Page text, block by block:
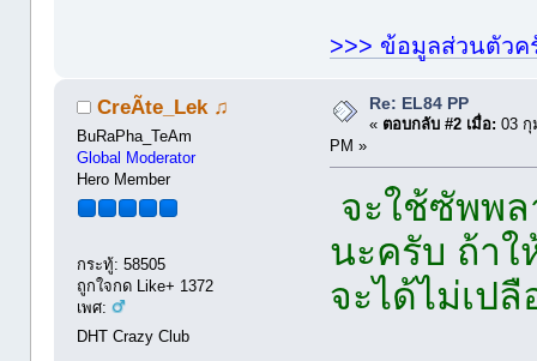
>>> ข้อมูลส่วนตัวค
CreÃte_Lek ♫
BuRaPha_TeAm
Global Moderator
Hero Member
กระทู้: 58505
ถูกใจกด Like+ 1372
เพศ:
DHT Crazy Club
Re: EL84 PP
« ตอบกลับ #2 เมื่อ: 03 กุ
PM »
จะใช้ซัพพ
นะครับ ถ้าใ
จะได้ไม่เปลื